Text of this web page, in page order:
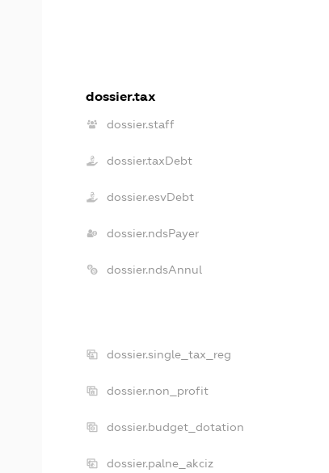
dossier.tax
dossier.staff
dossier.taxDebt
dossier.esvDebt
dossier.ndsPayer
dossier.ndsAnnul
dossier.single_tax_reg
dossier.non_profit
dossier.budget_dotation
dossier.palne_akciz